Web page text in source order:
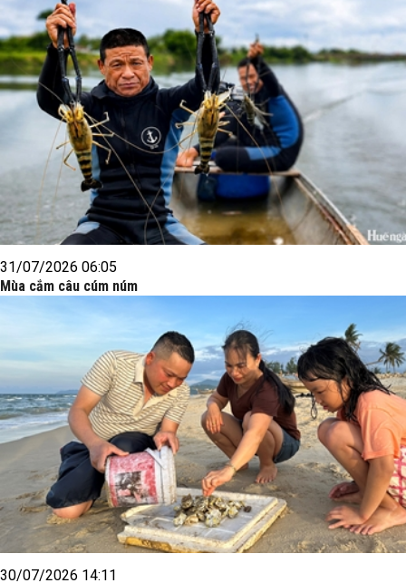
31/07/2026 06:05
Mùa cắm câu cúm núm
30/07/2026 14:11